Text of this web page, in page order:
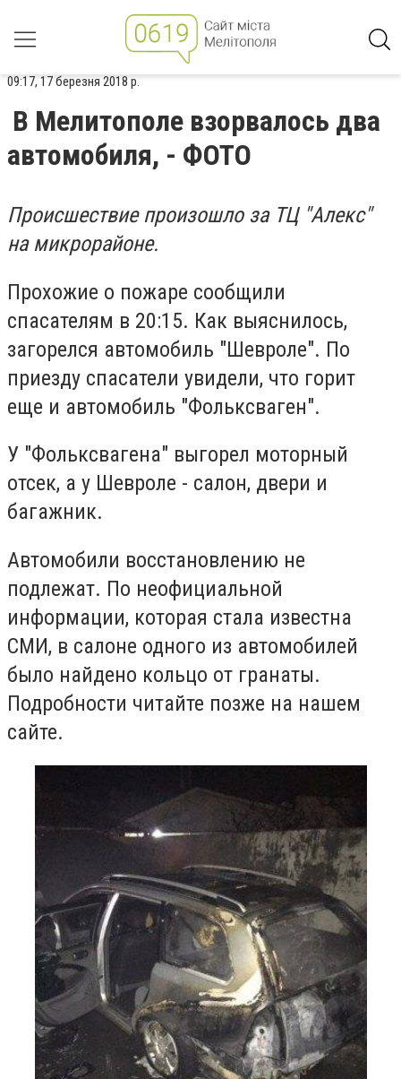
09:17, 17 березня 2018 р.
В Мелитополе взорвалось два
автомобиля, - ФОТО
Происшествие произошло за ТЦ "Алекс"
на микрорайоне.
Прохожие о пожаре сообщили
спасателям в 20:15. Как выяснилось,
загорелся автомобиль "Шевроле". По
приезду спасатели увидели, что горит
еще и автомобиль "Фольксваген".
У "Фольксвагена" выгорел моторный
отсек, а у Шевроле - салон, двери и
багажник.
Автомобили восстановлению не
подлежат. По неофициальной
информации, которая стала известна
СМИ, в салоне одного из автомобилей
было найдено кольцо от гранаты.
Подробности читайте позже на нашем
сайте.